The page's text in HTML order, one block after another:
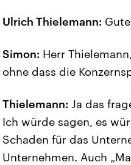
Ulrich Thielemann:
Simon: Herr
ohne dass die
Thielemann: Ja das
Ich würde sagen, es
Schaden für das
Unternehmen. Auch